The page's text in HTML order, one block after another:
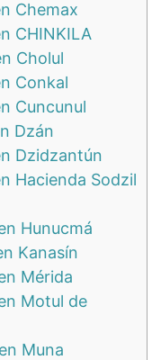
Chemax
CHINKILA
Cholul
Conkal
Cuncunul
Dzán
Dzidzantún
Hacienda Sodzil
Hunucmá
Kanasín
Mérida
Motul de
Muna